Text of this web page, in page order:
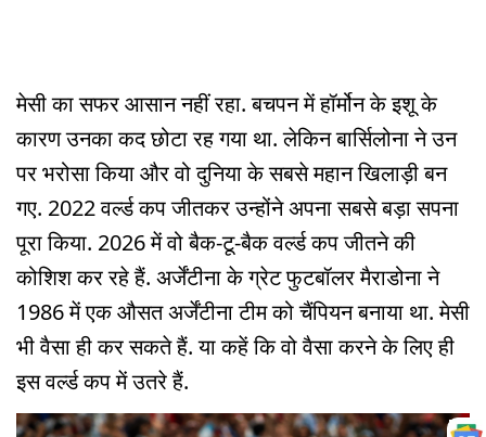
मेसी का सफर आसान नहीं रहा. बचपन में हॉर्मोन के इशू के
कारण उनका कद छोटा रह गया था. लेकिन बार्सिलोना ने उन
पर भरोसा किया और वो दुनिया के सबसे महान खिलाड़ी बन
गए. 2022 वर्ल्ड कप जीतकर उन्होंने अपना सबसे बड़ा सपना
पूरा किया. 2026 में वो बैक-टू-बैक वर्ल्ड कप जीतने की
कोशिश कर रहे हैं. अर्जेंटीना के ग्रेट फुटबॉलर मैराडोना ने
1986 में एक औसत अर्जेंटीना टीम को चैंपियन बनाया था. मेसी
भी वैसा ही कर सकते हैं. या कहें कि वो वैसा करने के लिए ही
इस वर्ल्ड कप में उतरे हैं.